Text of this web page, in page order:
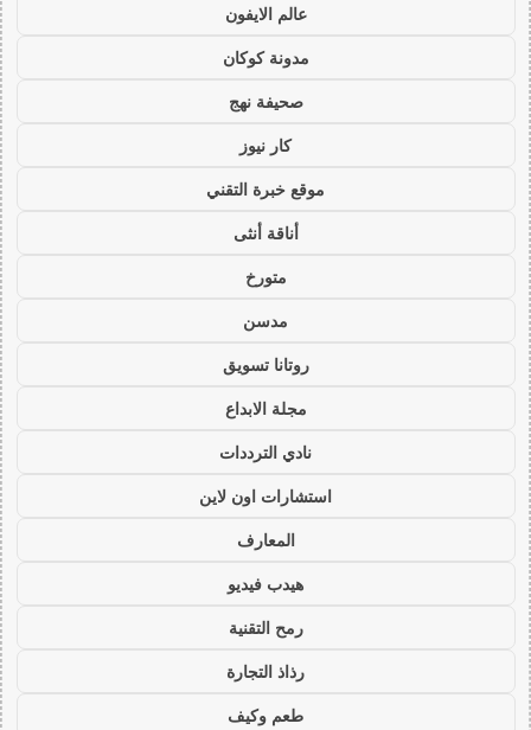
عالم الايفون
مدونة كوكان
صحيفة نهج
كار نيوز
موقع خبرة التقني
أناقة أنثى
متورخ
مدسن
روتانا تسويق
مجلة الابداع
نادي الترددات
استشارات اون لاين
المعارف
هيدب فيديو
رمح التقنية
رذاذ التجارة
طعم وكيف